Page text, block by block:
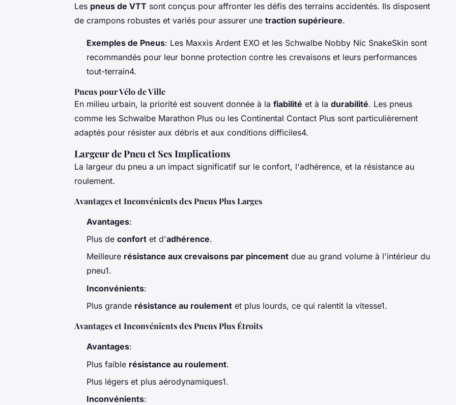
Les pneus de VTT sont conçus pour affronter les défis des terrains accidentés. Ils disposent
de crampons robustes et variés pour assurer une traction supérieure.
Exemples de Pneus: Les Maxxis Ardent EXO et les Schwalbe Nobby Nic SnakeSkin sont
recommandés pour leur bonne protection contre les crevaisons et leurs performances
tout-terrain4.
Pneus pour Vélo de Ville
En milieu urbain, la priorité est souvent donnée à la fiabilité et à la durabilité. Les pneus
comme les Schwalbe Marathon Plus ou les Continental Contact Plus sont particulièrement
adaptés pour résister aux débris et aux conditions difficiles4.
Largeur de Pneu et Ses Implications
La largeur du pneu a un impact significatif sur le confort, l'adhérence, et la résistance au
roulement.
Avantages et Inconvénients des Pneus Plus Larges
Avantages:
Plus de confort et d'adhérence.
Meilleure résistance aux crevaisons par pincement due au grand volume à l'intérieur du
pneu1.
Inconvénients:
Plus grande résistance au roulement et plus lourds, ce qui ralentit la vitesse1.
Avantages et Inconvénients des Pneus Plus Étroits
Avantages:
Plus faible résistance au roulement.
Plus légers et plus aérodynamiques1.
Inconvénients: